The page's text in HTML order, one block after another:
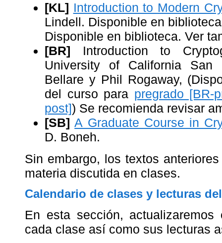
[KL] Introduction to Modern
Lindell. Disponible en
Disponible en biblioteca. Ver
[BR] Introduction to
University of California
Bellare y Phil Rogaway,
del curso para pregrado [BR-
post]) Se recomienda revisar
[SB] A Graduate Course in
D. Boneh.
Sin embargo, los textos
materia discutida en clases.
Calendario de clases y lecturas
En esta sección,
cada clase así como sus lecturas